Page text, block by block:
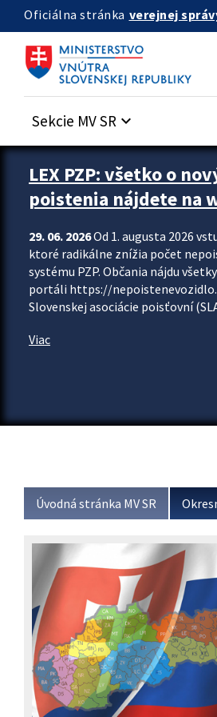
Preskocit na hlavný obsah
Oficiálna stránka verejnej
Sekcie MV SR keyboard_arrow_down
Zastavit automatický posun upútavok
LEX PZP: všetko o
poistenia nájdete na
29. 06. 2026Od 1. augusta 2026
ktoré radikálne znížia počet
systému PZP. Občania nájdu
portáli https://
Slovenskej asociácie poisťovní
Viac
Úvodná stránka MV SR